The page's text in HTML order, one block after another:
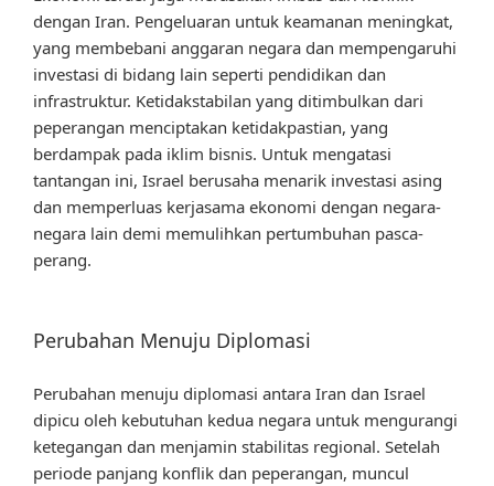
dengan Iran. Pengeluaran untuk keamanan meningkat,
yang membebani anggaran negara dan mempengaruhi
investasi di bidang lain seperti pendidikan dan
infrastruktur. Ketidakstabilan yang ditimbulkan dari
peperangan menciptakan ketidakpastian, yang
berdampak pada iklim bisnis. Untuk mengatasi
tantangan ini, Israel berusaha menarik investasi asing
dan memperluas kerjasama ekonomi dengan negara-
negara lain demi memulihkan pertumbuhan pasca-
perang.
Perubahan Menuju Diplomasi
Perubahan menuju diplomasi antara Iran dan Israel
dipicu oleh kebutuhan kedua negara untuk mengurangi
ketegangan dan menjamin stabilitas regional. Setelah
periode panjang konflik dan peperangan, muncul